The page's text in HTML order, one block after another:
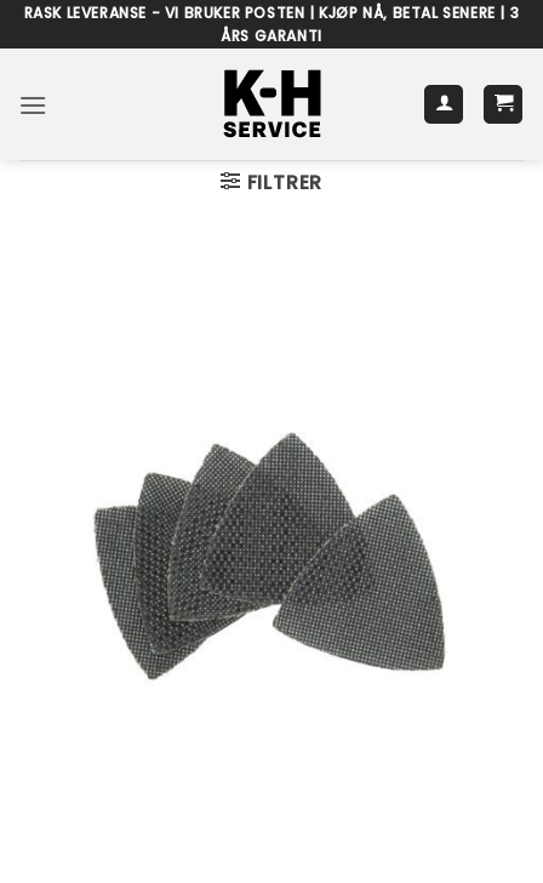
Skip
to
RASK LEVERANSE - VI BRUKER POSTEN | KJØP NÅ, BETAL SENERE | 3
ÅRS GARANTI
FILTRER